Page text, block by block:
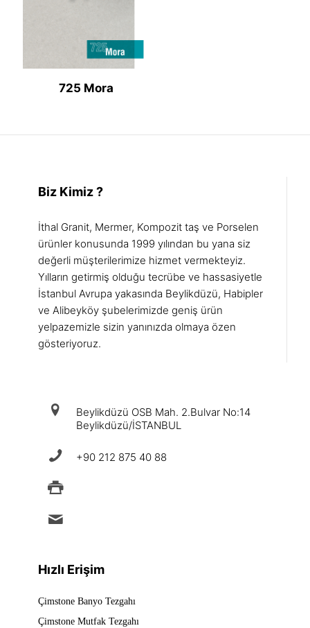
725 Mora
Biz Kimiz ?
İthal Granit, Mermer, Kompozit taş ve Porselen
ürünler konusunda 1999 yılından bu yana siz
değerli müşterilerimize hizmet vermekteyiz.
Yılların getirmiş olduğu tecrübe ve hassasiyetle
İstanbul Avrupa yakasında Beylikdüzü, Habipler
ve Alibeyköy şubelerimizde geniş ürün
yelpazemizle sizin yanınızda olmaya özen
gösteriyoruz.
Beylikdüzü OSB Mah. 2.Bulvar No:14
Beylikdüzü/İSTANBUL
+90 212 875 40 88
Hızlı Erişim
Çimstone Banyo Tezgahı
Çimstone Mutfak Tezgahı